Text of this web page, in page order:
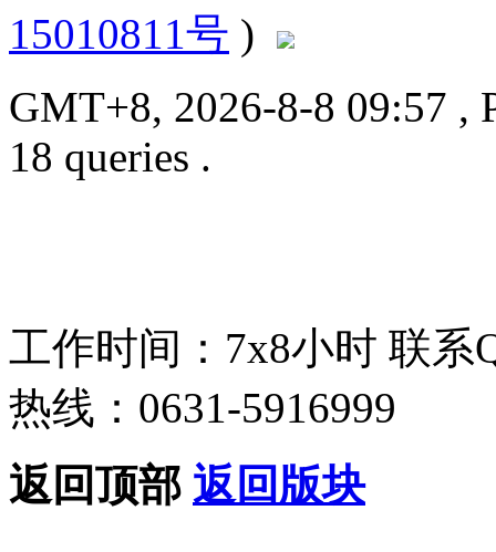
15010811号 )
GMT+8, 2026-8-8 09:57 ,
18 queries .
工作时间：7x8小时 联系
热线：0631-5916999
返回顶部 返回版块